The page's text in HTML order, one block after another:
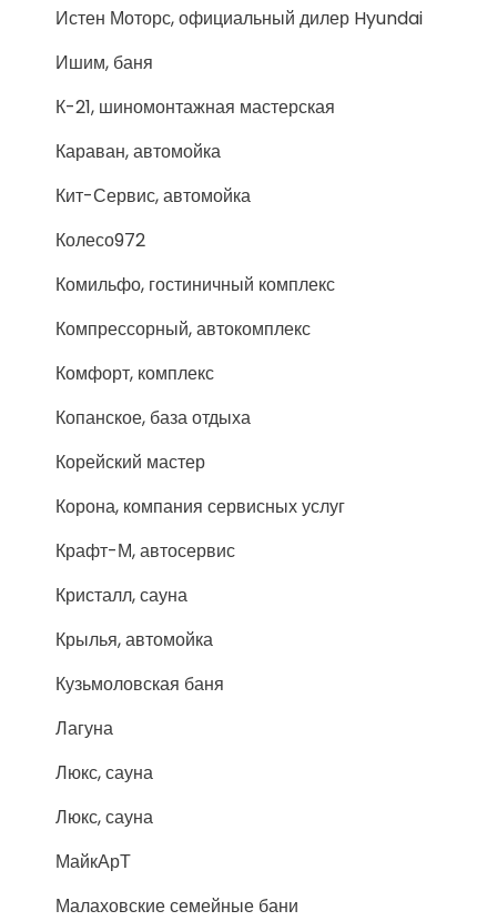
Истен Моторс, официальный дилер Hyundai
Ишим, баня
К-21, шиномонтажная мастерская
Караван, автомойка
Кит-Сервис, автомойка
Колесо972
Комильфо, гостиничный комплекс
Компрессорный, автокомплекс
Комфорт, комплекс
Копанское, база отдыха
Корейский мастер
Корона, компания сервисных услуг
Крафт-М, автосервис
Кристалл, сауна
Крылья, автомойка
Кузьмоловская баня
Лагуна
Люкс, сауна
Люкс, сауна
МайкАрТ
Малаховские семейные бани